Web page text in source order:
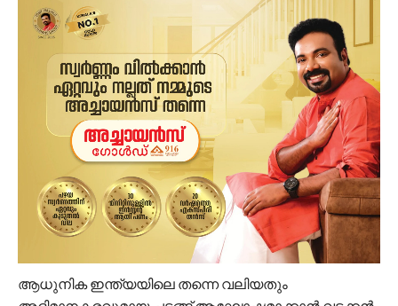
ആധുനിക ഇന്ത്യയിലെ തന്നെ വലിയതും